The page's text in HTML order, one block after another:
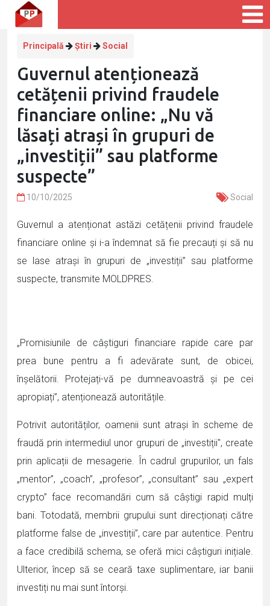
Principală Știri Social
Guvernul atenționează
cetățenii privind fraudele
financiare online: „Nu vă
lăsați atrași în grupuri de
„investiții” sau platforme
suspecte”
10/10/2025 Social
Guvernul a atenționat astăzi cetățenii privind fraudele
financiare online și i-a îndemnat să fie precauți și să nu
se lase atrași în grupuri de „investiții” sau platforme
suspecte, transmite MOLDPRES.
„Promisiunile de câștiguri financiare rapide care par
prea bune pentru a fi adevărate sunt, de obicei,
înșelătorii. Protejați-vă pe dumneavoastră și pe cei
apropiați”, atenționează autoritățile.
Potrivit autorităților, oamenii sunt atrași în scheme de
fraudă prin intermediul unor grupuri de „investiții", create
prin aplicații de mesagerie. În cadrul grupurilor, un fals
„mentor”, „coach”, „profesor”, „consultant” sau „expert
crypto” face recomandări cum să câștigi rapid mulți
bani. Totodată, membrii grupului sunt direcționați către
platforme false de „investiții”, care par autentice. Pentru
a face credibilă schema, se oferă mici câștiguri inițiale.
Ulterior, încep să se ceară taxe suplimentare, iar banii
investiți nu mai sunt întorși.